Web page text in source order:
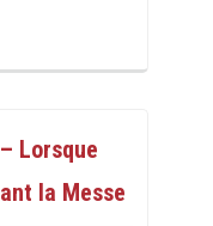
Lorsque
la Messe